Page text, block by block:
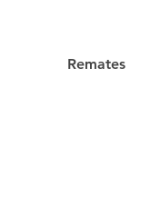
Remates